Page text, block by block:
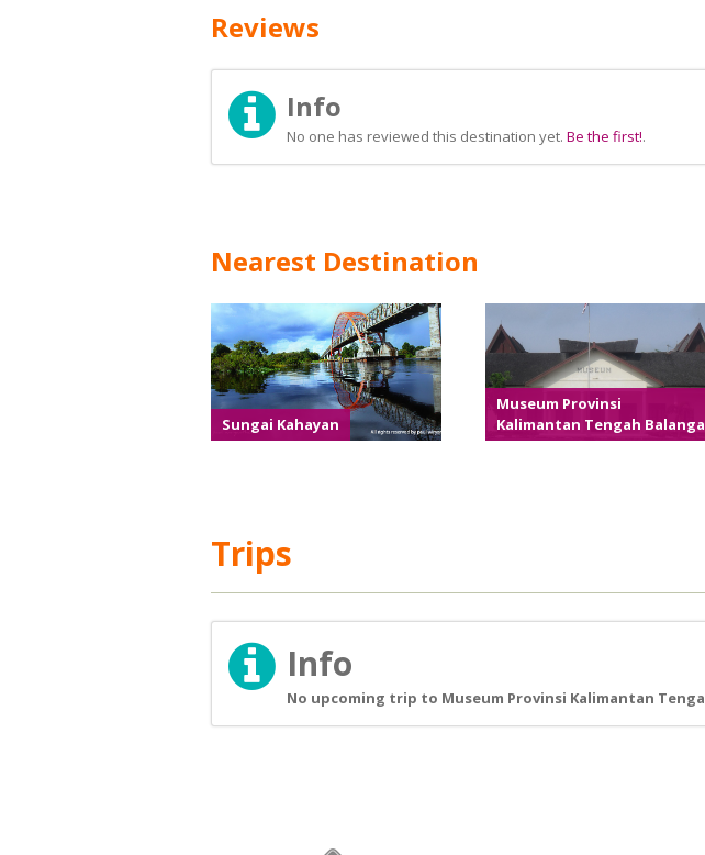
Reviews
Info
No one has reviewed this destination yet. Be the first!.
Nearest Destination
Sungai Kahayan
Museum Provinsi
Kalimantan Tengah Balanga
Trips
Info
No upcoming trip to Museum Provinsi Kalimantan